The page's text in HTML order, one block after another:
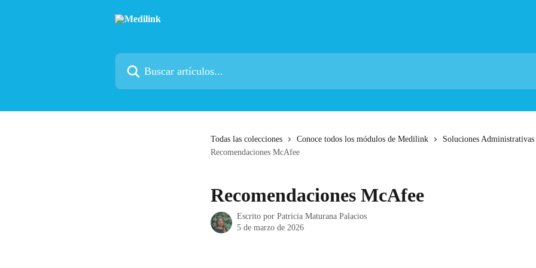
Buscar artículos...
Todas las colecciones Conoce todos los módulos de Medilink
Soluciones Administrativas
Recomendaciones McAfee
Recomendaciones McAfee
Escrito por Patricia Maturana Palacios
5 de marzo de 2026